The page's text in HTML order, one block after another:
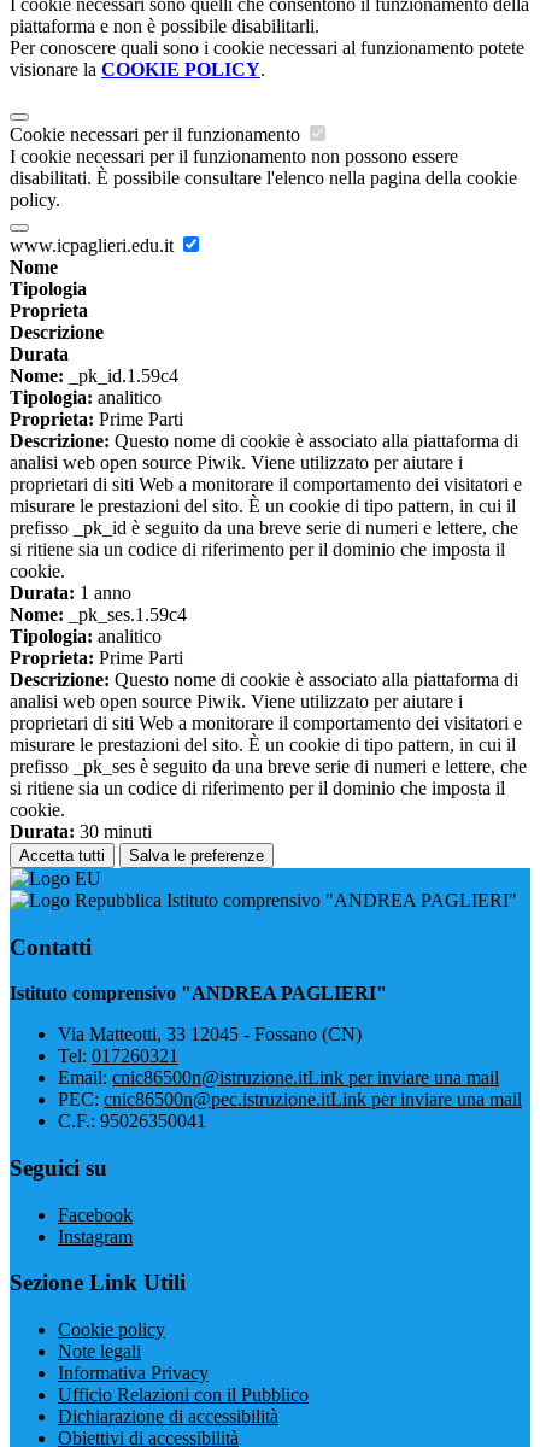
piattaforma e non è possibile disabilitarli.
Per conoscere quali sono i cookie necessari al funzionamento potete
visionare la COOKIE POLICY.
Cookie necessari per il funzionamento
I cookie necessari per il funzionamento non possono essere
disabilitati. È possibile consultare l'elenco nella pagina della cookie
policy.
www.icpaglieri.edu.it
Nome
Tipologia
Proprieta
Descrizione
Durata
Nome: _pk_id.1.59c4
Tipologia: analitico
Proprieta: Prime Parti
Descrizione: Questo nome di cookie è associato alla piattaforma di
analisi web open source Piwik. Viene utilizzato per aiutare i
proprietari di siti Web a monitorare il comportamento dei visitatori e
misurare le prestazioni del sito. È un cookie di tipo pattern, in cui il
prefisso _pk_id è seguito da una breve serie di numeri e lettere, che
si ritiene sia un codice di riferimento per il dominio che imposta il
cookie.
Durata: 1 anno
Nome: _pk_ses.1.59c4
Tipologia: analitico
Proprieta: Prime Parti
Descrizione: Questo nome di cookie è associato alla piattaforma di
analisi web open source Piwik. Viene utilizzato per aiutare i
proprietari di siti Web a monitorare il comportamento dei visitatori e
misurare le prestazioni del sito. È un cookie di tipo pattern, in cui il
prefisso _pk_ses è seguito da una breve serie di numeri e lettere, che
si ritiene sia un codice di riferimento per il dominio che imposta il
cookie.
Durata: 30 minuti
Accetta tutti Salva le preferenze
Istituto comprensivo "ANDREA PAGLIERI"
Contatti
Istituto comprensivo "ANDREA PAGLIERI"
Via Matteotti, 33 12045 - Fossano (CN)
Tel: 017260321
Email: cnic86500n@istruzione.itLink per inviare una mail
PEC: cnic86500n@pec.istruzione.itLink per inviare una mail
C.F.: 95026350041
Seguici su
Facebook
Instagram
Sezione Link Utili
Cookie policy
Note legali
Informativa Privacy
Ufficio Relazioni con il Pubblico
Dichiarazione di accessibilità
Obiettivi di accessibilità